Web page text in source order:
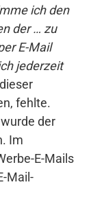
ich den
der … zu
E-Mail
jederzeit
fehlte.
der
Im
E-Mails
Mail-